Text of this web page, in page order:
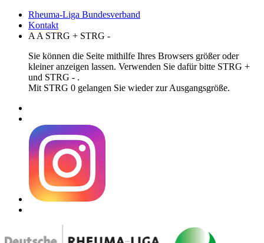
Rheuma-Liga Bundesverband
Kontakt
A A STRG + STRG -
Sie können die Seite mithilfe Ihres Browsers größer oder
kleiner anzeigen lassen. Verwenden Sie dafür bitte STRG +
und STRG - .
Mit STRG 0 gelangen Sie wieder zur Ausgangsgröße.